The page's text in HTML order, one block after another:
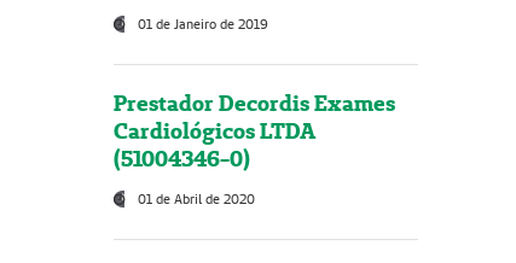
01 de Janeiro de 2019
Prestador Decordis Exames
Cardiológicos LTDA
(51004346-0)
01 de Abril de 2020